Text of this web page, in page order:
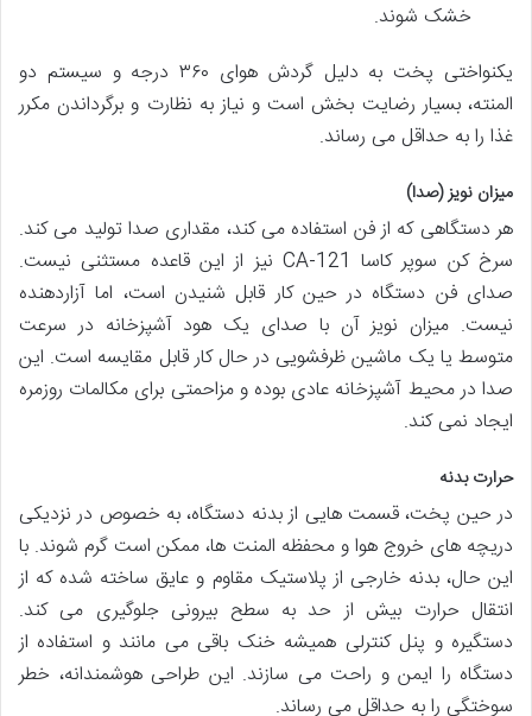
خشک شوند.
یکنواختی پخت به دلیل گردش هوای ۳۶۰ درجه و سیستم دو
المنته، بسیار رضایت بخش است و نیاز به نظارت و برگرداندن مکرر
غذا را به حداقل می رساند.
میزان نویز (صدا)
هر دستگاهی که از فن استفاده می کند، مقداری صدا تولید می کند.
سرخ کن سوپر کاسا CA-121 نیز از این قاعده مستثنی نیست.
صدای فن دستگاه در حین کار قابل شنیدن است، اما آزاردهنده
نیست. میزان نویز آن با صدای یک هود آشپزخانه در سرعت
متوسط یا یک ماشین ظرفشویی در حال کار قابل مقایسه است. این
صدا در محیط آشپزخانه عادی بوده و مزاحمتی برای مکالمات روزمره
ایجاد نمی کند.
حرارت بدنه
در حین پخت، قسمت هایی از بدنه دستگاه، به خصوص در نزدیکی
دریچه های خروج هوا و محفظه المنت ها، ممکن است گرم شوند. با
این حال، بدنه خارجی از پلاستیک مقاوم و عایق ساخته شده که از
انتقال حرارت بیش از حد به سطح بیرونی جلوگیری می کند.
دستگیره و پنل کنترلی همیشه خنک باقی می مانند و استفاده از
دستگاه را ایمن و راحت می سازند. این طراحی هوشمندانه، خطر
سوختگی را به حداقل می رساند.